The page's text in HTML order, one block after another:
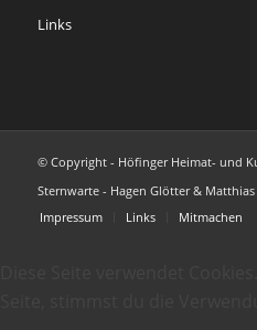
Links
© Copyright - Höfinger Heimat- und
Sternwarte - Hagen Glötter &
Impressum
Links Mitmachen